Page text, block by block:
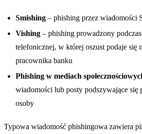
Smishing – phishing przez wiadomości
Vishing – phishing prowadzony
telefonicznej, w której oszust podaje się
pracownika banku
Phishing w mediach
wiadomości lub posty podszywające się
osoby
Typowa wiadomość phishingowa zawiera